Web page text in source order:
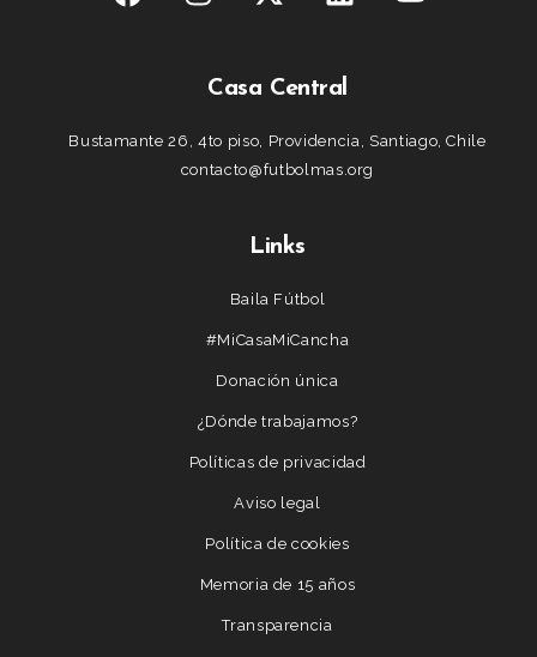
Casa Central
Bustamante 26, 4to piso, Providencia, Santiago, Chile
contacto@futbolmas.org
Links
Baila Fútbol
#MiCasaMiCancha
Donación única
¿Dónde trabajamos?
Políticas de privacidad
Aviso legal
Política de cookies
Memoria de 15 años
Transparencia